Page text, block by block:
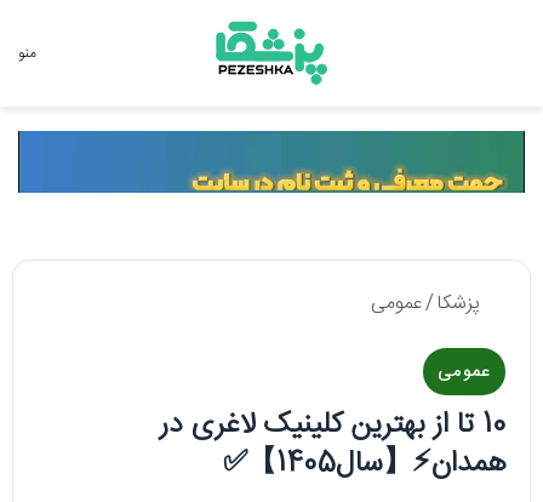
منو
پزشکا/عمومی
عمومی
10 تا از بهترین کلینیک لاغری در
همدان⚡【سال1405】✅